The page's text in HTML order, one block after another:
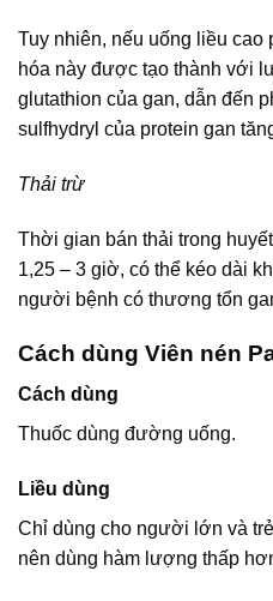
Tuy nhiên, nếu uống liều cao
hóa này được tạo thành với
glutathion của gan, dẫn đến
sulfhydryl của protein gan
Thải trừ
Thời gian bán thải trong
1,25 – 3 giờ, có thể kéo dài
người bệnh có thương tổn
Cách dùng Viên nén
Cách dùng
Thuốc dùng đường uống.
Liều dùng
Chỉ dùng cho người lớn và
nên dùng hàm lượng thấp